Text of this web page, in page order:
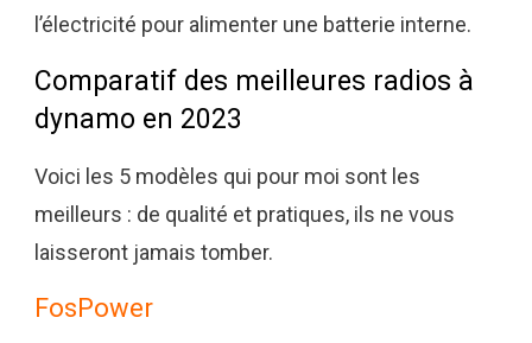
l’électricité pour alimenter une batterie interne.
Comparatif des meilleures radios à
dynamo en 2023
Voici les 5 modèles qui pour moi sont les
meilleurs : de qualité et pratiques, ils ne vous
laisseront jamais tomber.
FosPower